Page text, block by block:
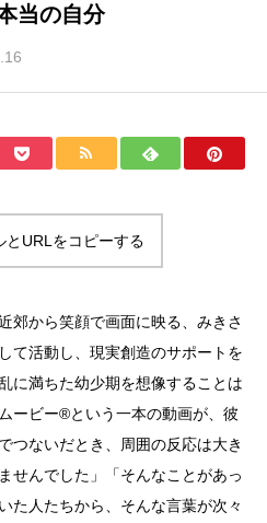
当の自分
とURLをコピーする
郊から笑顔で画面に映る、みきさ
て活動し、現実創造のサポートを
に満ちた幼少期を想像することは
ービー®という一本の動画が、彼
つないだとき、周囲の反応は大き
せんでした」「そんなことがあっ
人たちから、そんな言葉が次々